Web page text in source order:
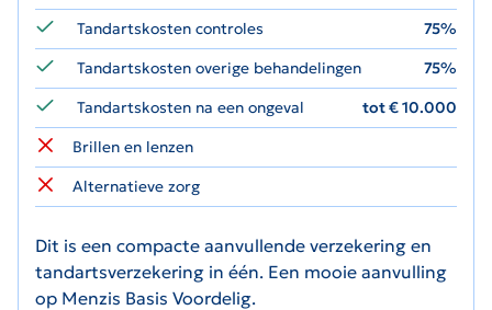
Tandartskosten controles
75%
Tandartskosten overige behandelingen
75%
Tandartskosten na een ongeval
tot € 10.000
Brillen en lenzen
Alternatieve zorg
Dit is een compacte aanvullende verzekering en
tandartsverzekering in één. Een mooie aanvulling
op Menzis Basis Voordelig.